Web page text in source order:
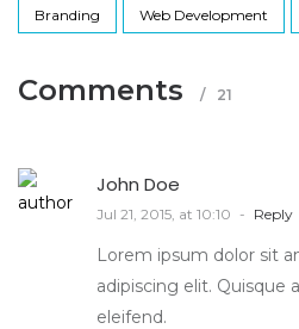
Branding Web Development
Comments / 21
John Doe
Jul 21, 2015, at 10:10 - Reply
Lorem ipsum dolor sit
adipiscing elit. Quisque
eleifend.